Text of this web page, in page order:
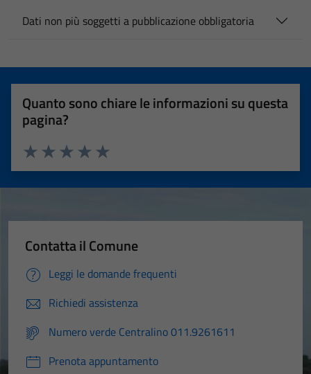
Dati non più soggetti a pubblicazione obbligatoria
Quanto sono chiare le informazioni su questa
pagina?
Valuta 5 stelle su 5
Valuta 4 stelle su 5
Valuta 3 stelle su 5
Valuta 2 stelle su 5
Valuta 1 stelle su 5
Contatta il Comune
Leggi le domande frequenti
Richiedi assistenza
Numero verde Centralino 011.9261611
Prenota appuntamento